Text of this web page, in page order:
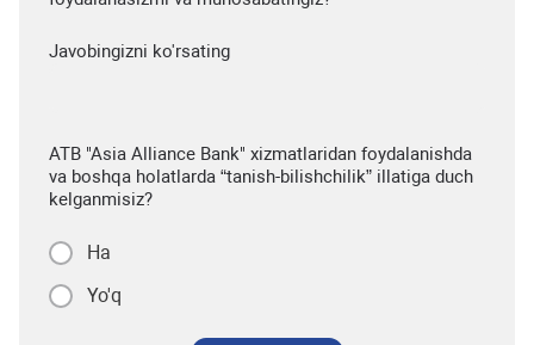
Javobingizni ko'rsating
ATB "Asia Alliance Bank" xizmatlaridan foydalanishda
va boshqa holatlarda “tanish-bilishchilik” illatiga duch
kelganmisiz?
Ha
Yo'q